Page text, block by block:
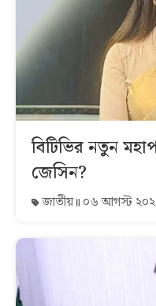
বিটিভির নতুন
জেসিন?
জাতীয় ০৬ আগস্ট